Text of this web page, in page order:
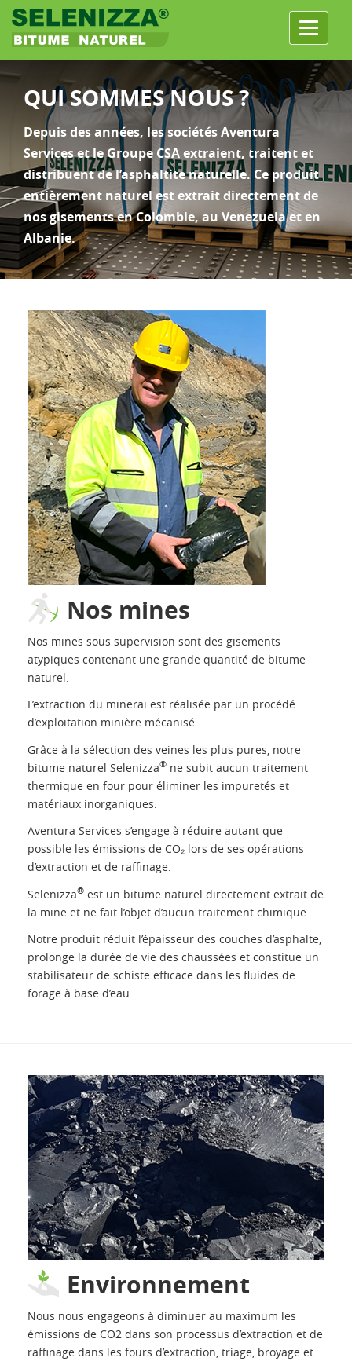
Menu
QUI SOMMES NOUS ?
Depuis des années, les sociétés Aventura
Services et le Groupe CSA extraient, traitent et
distribuent de l’asphaltite naturelle. Ce produit
entièrement naturel est extrait directement de
nos gisements en Colombie, au Venezuela et en
Albanie.
Nos mines
Nos mines sous supervision sont des gisements
atypiques contenant une grande quantité de bitume
naturel.
L’extraction du minerai est réalisée par un procédé
d’exploitation minière mécanisé.
Grâce à la sélection des veines les plus pures, notre
bitume naturel Selenizza® ne subit aucun traitement
thermique en four pour éliminer les impuretés et
matériaux inorganiques.
Aventura Services s’engage à réduire autant que
possible les émissions de CO₂ lors de ses opérations
d’extraction et de raffinage.
Selenizza® est un bitume naturel directement extrait de
la mine et ne fait l’objet d’aucun traitement chimique.
Notre produit réduit l’épaisseur des couches d’asphalte,
prolonge la durée de vie des chaussées et constitue un
stabilisateur de schiste efficace dans les fluides de
forage à base d’eau.
Environnement
Nous nous engageons à diminuer au maximum les
émissions de CO2 dans son processus d’extraction et de
raffinage dans les fours d’extraction, triage, broyage et